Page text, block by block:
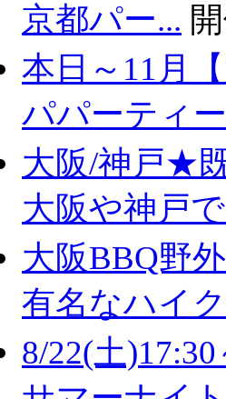
京都パー...
本日～11月
パパーティ
大阪/神戸★
大阪や神戸
大阪BBQ野
有名なハイ
8/22(土